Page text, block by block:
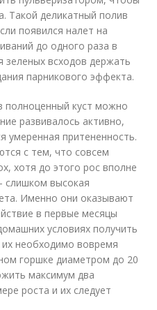
Такой деликатный полив
появился налет на
до одного раза в
зеленых всходов держать
парникового эффекта.
полноценный куст можно
развивалось активно,
умеренная притененность.
с тем, что совсем
хотя до этого рос вполне
слишком высокая
Именно они оказывают
в первые месяцы
условиях получить
необходимо вовремя
горшке диаметром до 20
максимум два
роста и их следует